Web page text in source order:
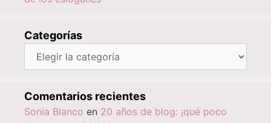
Categorías
Categorías
Comentarios recientes
Sonia Blanco en 20 años de blog: ¡qué poco